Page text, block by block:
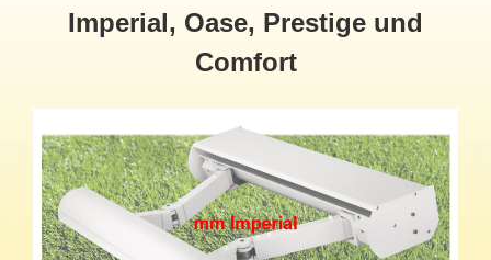
Imperial, Oase, Prestige und
Comfort